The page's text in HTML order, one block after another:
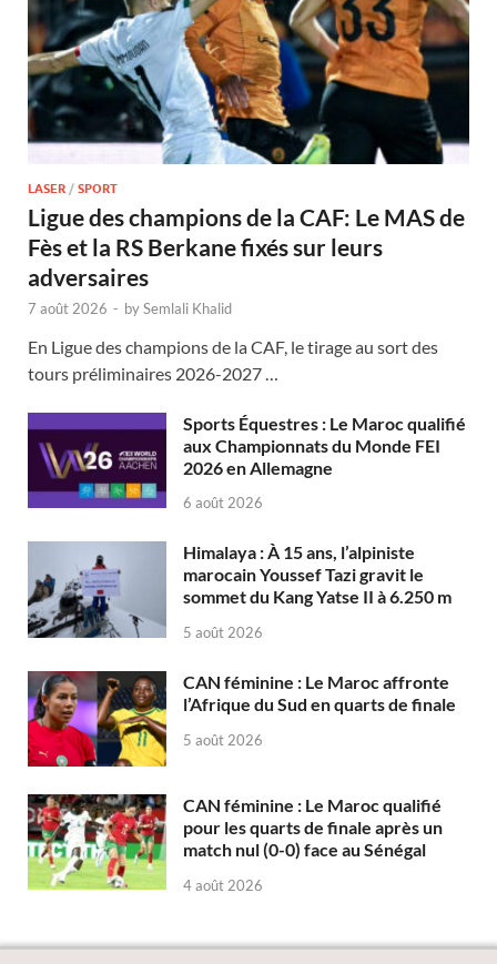
LASER / SPORT
Ligue des champions de la CAF: Le MAS de
Fès et la RS Berkane fixés sur leurs
adversaires
7 août 2026 - bySemlali Khalid
En Ligue des champions de la CAF, le tirage au sort des
tours préliminaires 2026-2027 …
Sports Équestres : Le Maroc qualifié
aux Championnats du Monde FEI
2026 en Allemagne
6 août 2026
Himalaya : À 15 ans, l’alpiniste
marocain Youssef Tazi gravit le
sommet du Kang Yatse II à 6.250 m
5 août 2026
CAN féminine : Le Maroc affronte
l’Afrique du Sud en quarts de finale
5 août 2026
CAN féminine : Le Maroc qualifié
pour les quarts de finale après un
match nul (0-0) face au Sénégal
4 août 2026